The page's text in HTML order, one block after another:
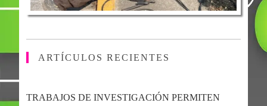
ARTÍCULOS RECIENTES
TRABAJOS DE INVESTIGACIÓN PERMITEN